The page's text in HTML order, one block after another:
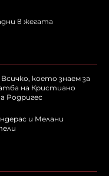
в жегата
което знаем за
на Кристиано
Родригес
и Мелани